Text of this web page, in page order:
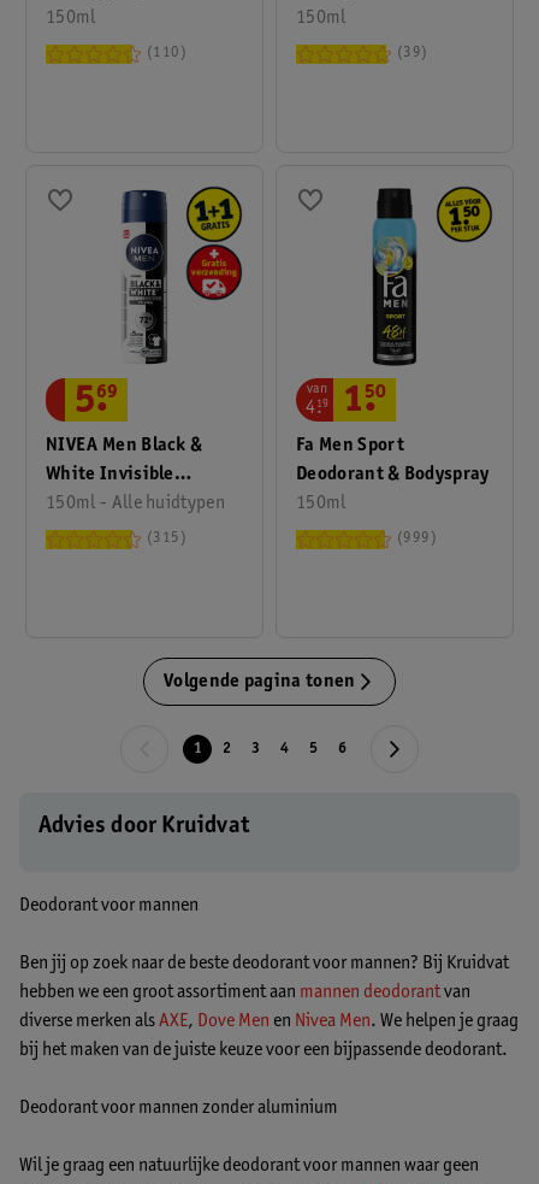
150ml
110
Bodyspray
150ml
39
NIVEA Men Black &
White Invisible
Original
Antitranspirant Spray
150ml - Alle huidtypen
5.
69
315
Fa Men Sport
Deodorant & Bodyspray
150ml
van
4.19 1.
50
999
Volgende pagina tonen
1 2 3 4 5 6
Advies door Kruidvat
Deodorant voor mannen
Ben jij op zoek naar de beste deodorant voor mannen? Bij Kruidvat
hebben we een groot assortiment aan mannen deodorantvan
diverse merken alsAXE, Dove Men en Nivea Men. We helpen je graag
bij het maken van de juiste keuze voor een bijpassende deodorant.
Deodorant voor mannen zonder aluminium
Wil je graag een natuurlijke deodorant voor mannen waar geen